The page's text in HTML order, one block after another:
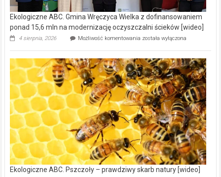
Ekologiczne ABC. Gmina Wręczyca Wielka z dofinansowaniem
ponad 15,6 mln na modernizację oczyszczalni ścieków [wideo]
4 sierpnia, 2026 Możliwość komentowania Ekologiczne
Wręczyca
Wielka
z
dofinansowaniem
ponad
15,6
mln
na
modernizację
oczyszczalni
ścieków
[wideo]
została wyłączona
Ekologiczne ABC. Pszczoły – prawdziwy skarb natury [wideo]